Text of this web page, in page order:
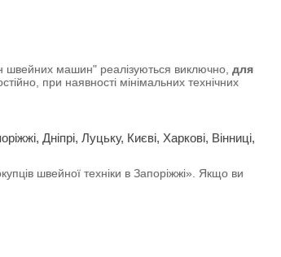
швейних машин" реалізуються виключно, для
при наявності мінімальних технічних
Дніпрі, Луцьку, Києві, Харкові, Вінниці,
швейної техніки в Запоріжжі». Якщо ви